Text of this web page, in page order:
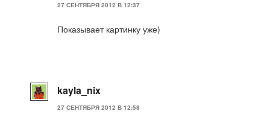
27 СЕНТЯБРЯ 2012 В 12:37
Показывает картинку уже)
kayla_nix
27 СЕНТЯБРЯ 2012 В 12:58